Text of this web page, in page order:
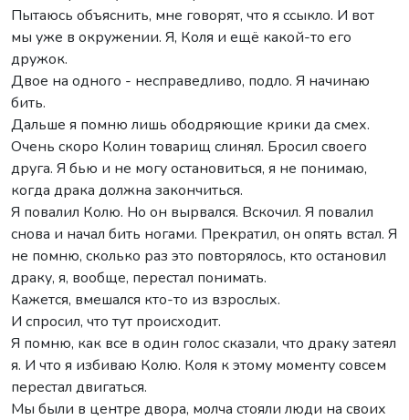
Пытаюсь объяснить, мне говорят, что я ссыкло. И вот
мы уже в окружении. Я, Коля и ещё какой-то его
дружок.
Двое на одного - несправедливо, подло. Я начинаю
бить.
Дальше я помню лишь ободряющие крики да смех.
Очень скоро Колин товарищ слинял. Бросил своего
друга. Я бью и не могу остановиться, я не понимаю,
когда драка должна закончиться.
Я повалил Колю. Но он вырвался. Вскочил. Я повалил
снова и начал бить ногами. Прекратил, он опять встал. Я
не помню, сколько раз это повторялось, кто остановил
драку, я, вообще, перестал понимать.
Кажется, вмешался кто-то из взрослых.
И спросил, что тут происходит.
Я помню, как все в один голос сказали, что драку затеял
я. И что я избиваю Колю. Коля к этому моменту совсем
перестал двигаться.
Мы были в центре двора, молча стояли люди на своих